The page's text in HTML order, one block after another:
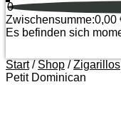
0
Zwischensumme:0,00
Es befinden sich
Start/ Shop /Zigarillos
Petit Dominican